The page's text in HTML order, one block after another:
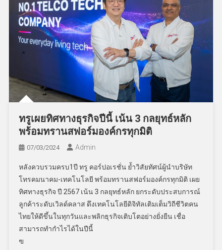
ทรูเผยทิศทางธุรกิจปีนี้ เน้น 3 กลยุทธ์หลัก
พร้อมทรานสฟอร์มองค์กรทุกมิติ
07/03/2024 Admin
หลังควบรวมครบ1ปี ทรู คอร์ปอเรชั่น ย้ำวิสัยทัศน์ผู้นำบริษัท
โทรคมนาคม-เทคโนโลยี พร้อมทรานสฟอร์มองค์กรทุกมิติ เผย
ทิศทางธุรกิจ ปี 2567 เน้น 3 กลยุทธ์หลัก ยกระดับประสบการณ์
ลูกค้าระดับเวิลด์คลาส ดึงเทคโนโลยีดิจิทัลเติมเต็มวิถีชีวิตคน
ไทยให้ดีขึ้นในทุกวันและพลิกธุรกิจเติบโตอย่างยั่งยืน เชื่อ
สามารถทำกำไรได้ในปีนี้
ฃ